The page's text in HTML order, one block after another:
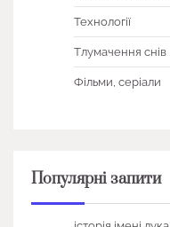
Технології
Тлумачення снів
Фільми, серіали
Популярні запити